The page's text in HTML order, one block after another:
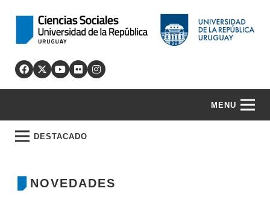
MENU
DESTACADO
NOVEDADES